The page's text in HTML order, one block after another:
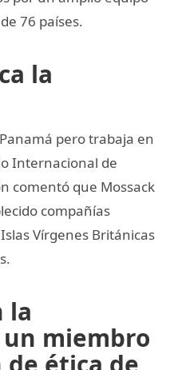
76 países.
la
pero trabaja en
Internacional de
comentó que Mossack
compañías
Vírgenes Británicas
la
miembro